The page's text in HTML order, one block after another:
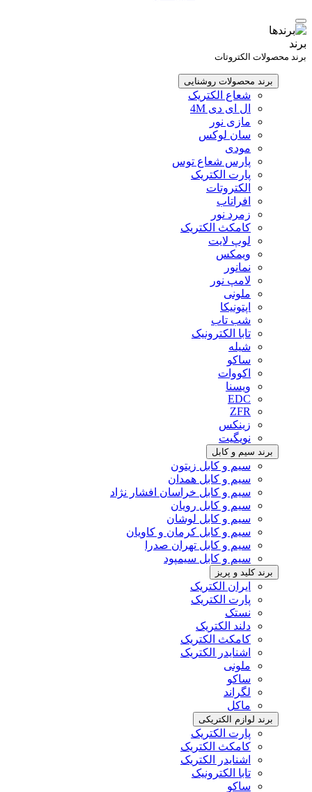
برند
برند محصولات الکتروتات
برند محصولات روشنایی
شعاع الکتریک
ال ای دی 4M
مازی نور
سان لوکس
مودی
پارس شعاع توس
پارت الکتریک
الکتروتات
افراتاب
زمرد نور
کامکث الکتریک
لوپ لایت
ویمکس
نمانور
لامپ نور
ملونی
اپتونیکا
شب تاب
تابا الکترونیک
شیله
ساکو
اکووات
ویسنا
EDC
ZFR
زینکس
نویگیت
برند سیم و کابل
سیم و کابل زیتون
سیم و کابل همدان
سیم و کابل خراسان افشار نژاد
سیم و کابل رویان
سیم و کابل لوشان
سیم و کابل کرمان و کاویان
سیم و کابل تهران صدرا
سیم و کابل سیمپود
برند کلید و پریز
ایران الکتریک
پارت الکتریک
نستک
دلند الکتریک
کامکث الکتریک
اشنایدر الکتریک
ملونی
ساکو
لگراند
ماکل
برند لوازم الکتریکی
پارت الکتریک
کامکث الکتریک
اشنایدر الکتریک
تابا الکترونیک
ساکو